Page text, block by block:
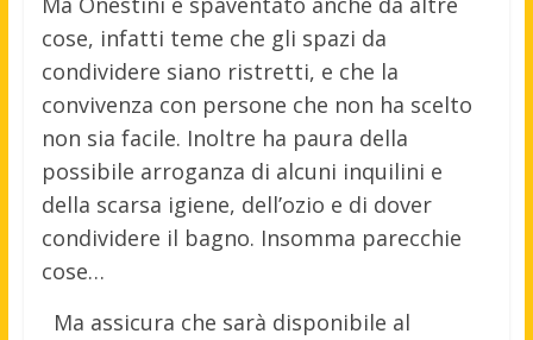
cose, infatti teme che gli spazi da
condividere siano ristretti, e che la
convivenza con persone che non ha scelto
non sia facile. Inoltre ha paura della
possibile arroganza di alcuni inquilini e
della scarsa igiene, dell’ozio e di dover
condividere il bagno. Insomma parecchie
cose…
Ma assicura che sarà disponibile al